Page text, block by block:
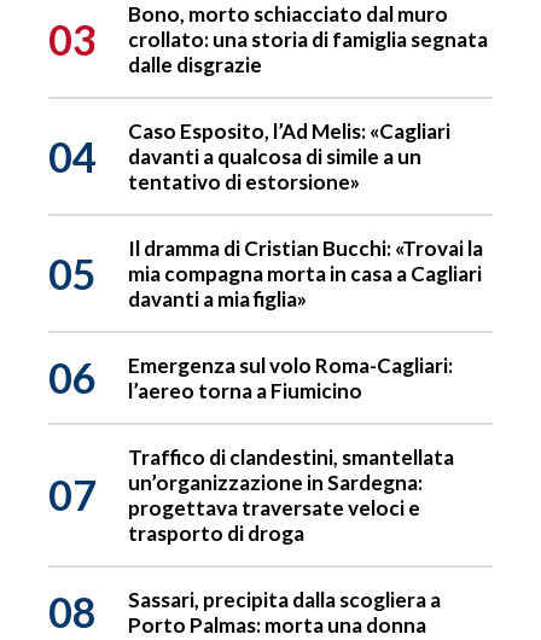
03
Bono, morto schiacciato dal muro
crollato: una storia di famiglia segnata
dalle disgrazie
04
Caso Esposito, l’Ad Melis: «Cagliari
davanti a qualcosa di simile a un
tentativo di estorsione»
05
Il dramma di Cristian Bucchi: «Trovai la
mia compagna morta in casa a Cagliari
davanti a mia figlia»
06
Emergenza sul volo Roma-Cagliari:
l’aereo torna a Fiumicino
07
Traffico di clandestini, smantellata
un’organizzazione in Sardegna:
progettava traversate veloci e
trasporto di droga
08
Sassari, precipita dalla scogliera a
Porto Palmas: morta una donna